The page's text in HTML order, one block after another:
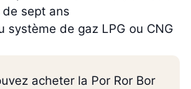
sept ans
système de gaz LPG ou CNG
acheter la Por Ror Bor